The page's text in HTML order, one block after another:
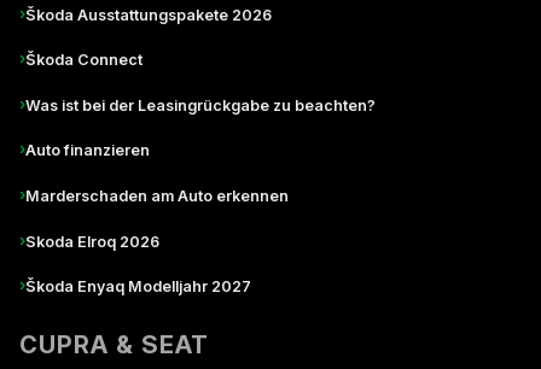
›Škoda Ausstattungspakete 2026
›Škoda Connect
›Was ist bei der Leasingrückgabe zu beachten?
›Auto finanzieren
›Marderschaden am Auto erkennen
›Skoda Elroq 2026
›Škoda Enyaq Modelljahr 2027
CUPRA & SEAT